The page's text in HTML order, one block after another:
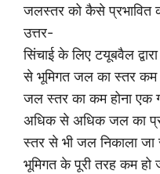
जलस्तर को कैसे प्रभावित
उत्तर-
सिंचाई के लिए टयूबवैल
से भूमिगत जल का स्तर कम
जल स्तर का कम होना एक
अधिक से अधिक जल का
स्तर से भी जल निकाला जा
भूमिगत के पूरी तरह कम हो